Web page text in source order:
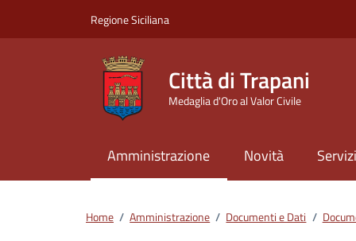
Regione Siciliana
Città di Trapani
Medaglia d'Oro al Valor Civile
Amministrazione Novità Servizi
Home / Amministrazione / Documenti e Dati /